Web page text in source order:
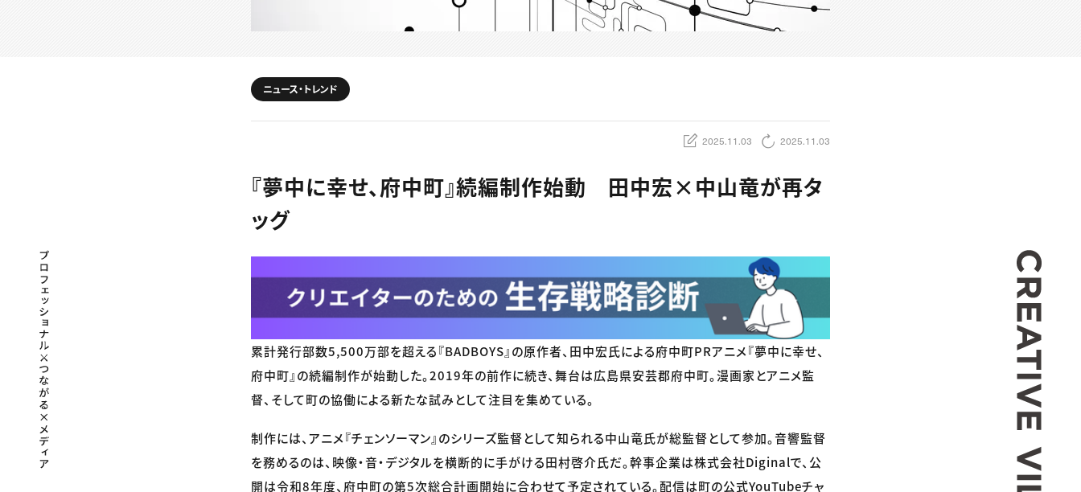
プロフェッショナル×つながる×メディア
ニュース・トレンド
2025.11.03 2025.11.03
『夢中に幸せ、府中町』続編制作始動 田中宏×中山竜が再タ
ッグ
累計発行部数5,500万部を超える『BADBOYS』の原作者、田中宏氏による府中町PRアニメ『夢中に幸せ、
府中町』の続編制作が始動した。2019年の前作に続き、舞台は広島県安芸郡府中町。漫画家とアニメ監
督、そして町の協働による新たな試みとして注目を集めている。
制作には、アニメ『チェンソーマン』のシリーズ監督として知られる中山竜氏が総監督として参加。音響監督
を務めるのは、映像・音・デジタルを横断的に手がける田村啓介氏だ。幹事企業は株式会社Diginalで、公
開は令和8年度、府中町の第5次総合計画開始に合わせて予定されている。配信は町の公式YouTubeチャ